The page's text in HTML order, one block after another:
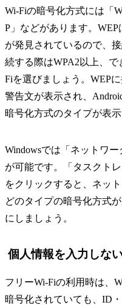
Wi-Fiの暗号化方式には「
P」などがあります。
が発見されているので、
続する際はWPA2以上、
Fiを選びましょう。WEP
警告文が表示され、
暗号化方式のタイプが表示
Windowsでは「ネットワ
が可能です。「タスクト
をクリックすると、ネッ
どのタイプの暗号化方式
にしましょう。
個人情報を入力しな
フリーWi-Fiの利用時は、
暗号化されていても、ID